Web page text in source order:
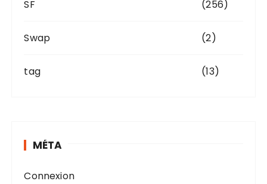
SF (256)
Swap (2)
tag (13)
MÉTA
Connexion